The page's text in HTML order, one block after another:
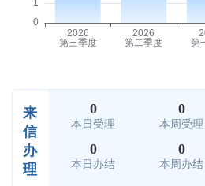
来
信
办
理
0
本日受理
0
本周受理
0
本日办结
0
本周办结